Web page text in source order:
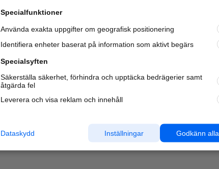
Specialfunktioner
Använda exakta uppgifter om geografisk positionering
Identifiera enheter baserat på information som aktivt begärs
Specialsyften
Säkerställa säkerhet, förhindra och upptäcka bedrägerier samt
åtgärda fel
Leverera och visa reklam och innehåll
Godkänn alla
Inställningar
Dataskydd